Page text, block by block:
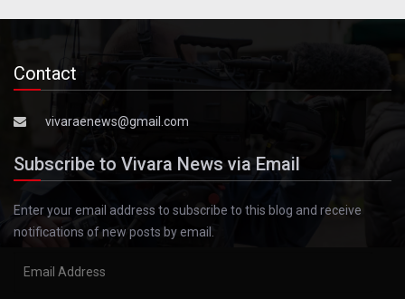
Contact
vivaraenews@gmail.com
Subscribe to Vivara News via Email
Enter your email address to subscribe to this blog and receive
notifications of new posts by email.